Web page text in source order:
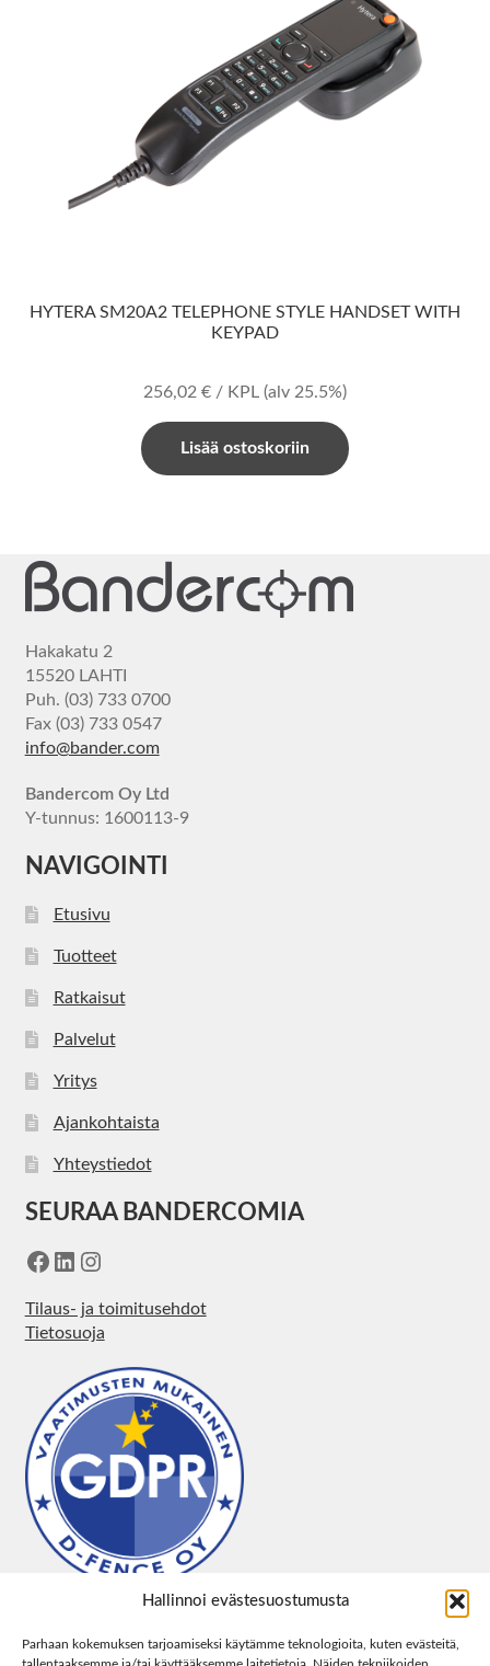
Hallinnoi evästesuostumusta
Parhaan kokemuksen tarjoamiseksi käytämme teknologioita, kuten evästeitä,
HYTERA SM20A2 TELEPHONE STYLE HANDSET WITH
KEYPAD
256,02 € / KPL (alv 25.5%)
Lisää ostoskoriin
Hakakatu 2
15520 LAHTI
Puh. (03) 733 0700
Fax (03) 733 0547
info@bander.com
Bandercom Oy Ltd
Y-tunnus: 1600113-9
NAVIGOINTI
Etusivu
Tuotteet
Ratkaisut
Palvelut
Yritys
Ajankohtaista
Yhteystiedot
SEURAA BANDERCOMIA
Facebook
LinkedIn
Instagram
Tilaus- ja toimitusehdot
Tietosuoja